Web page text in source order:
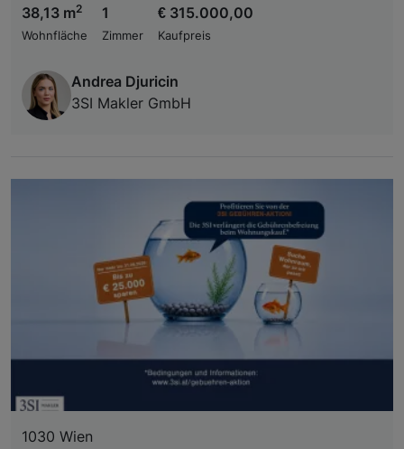
38,13 m2
Wohnfläche
1
Zimmer
€ 315.000,00
Kaufpreis
Andrea Djuricin
3SI Makler GmbH
1030 Wien